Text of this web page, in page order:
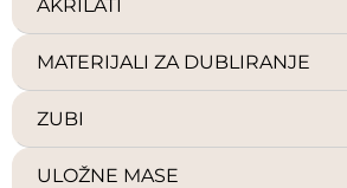
AKRILATI
MATERIJALI ZA DUBLIRANJE
ZUBI
ULOŽNE MASE